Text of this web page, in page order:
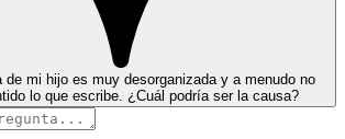
de mi hijo es muy desorganizada y a menudo no
lo que escribe. ¿Cuál podría ser la causa?